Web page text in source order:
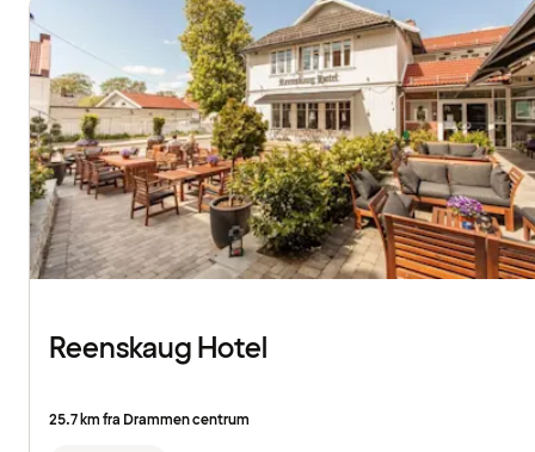
Reenskaug Hotel
25.7 km fra Drammen centrum